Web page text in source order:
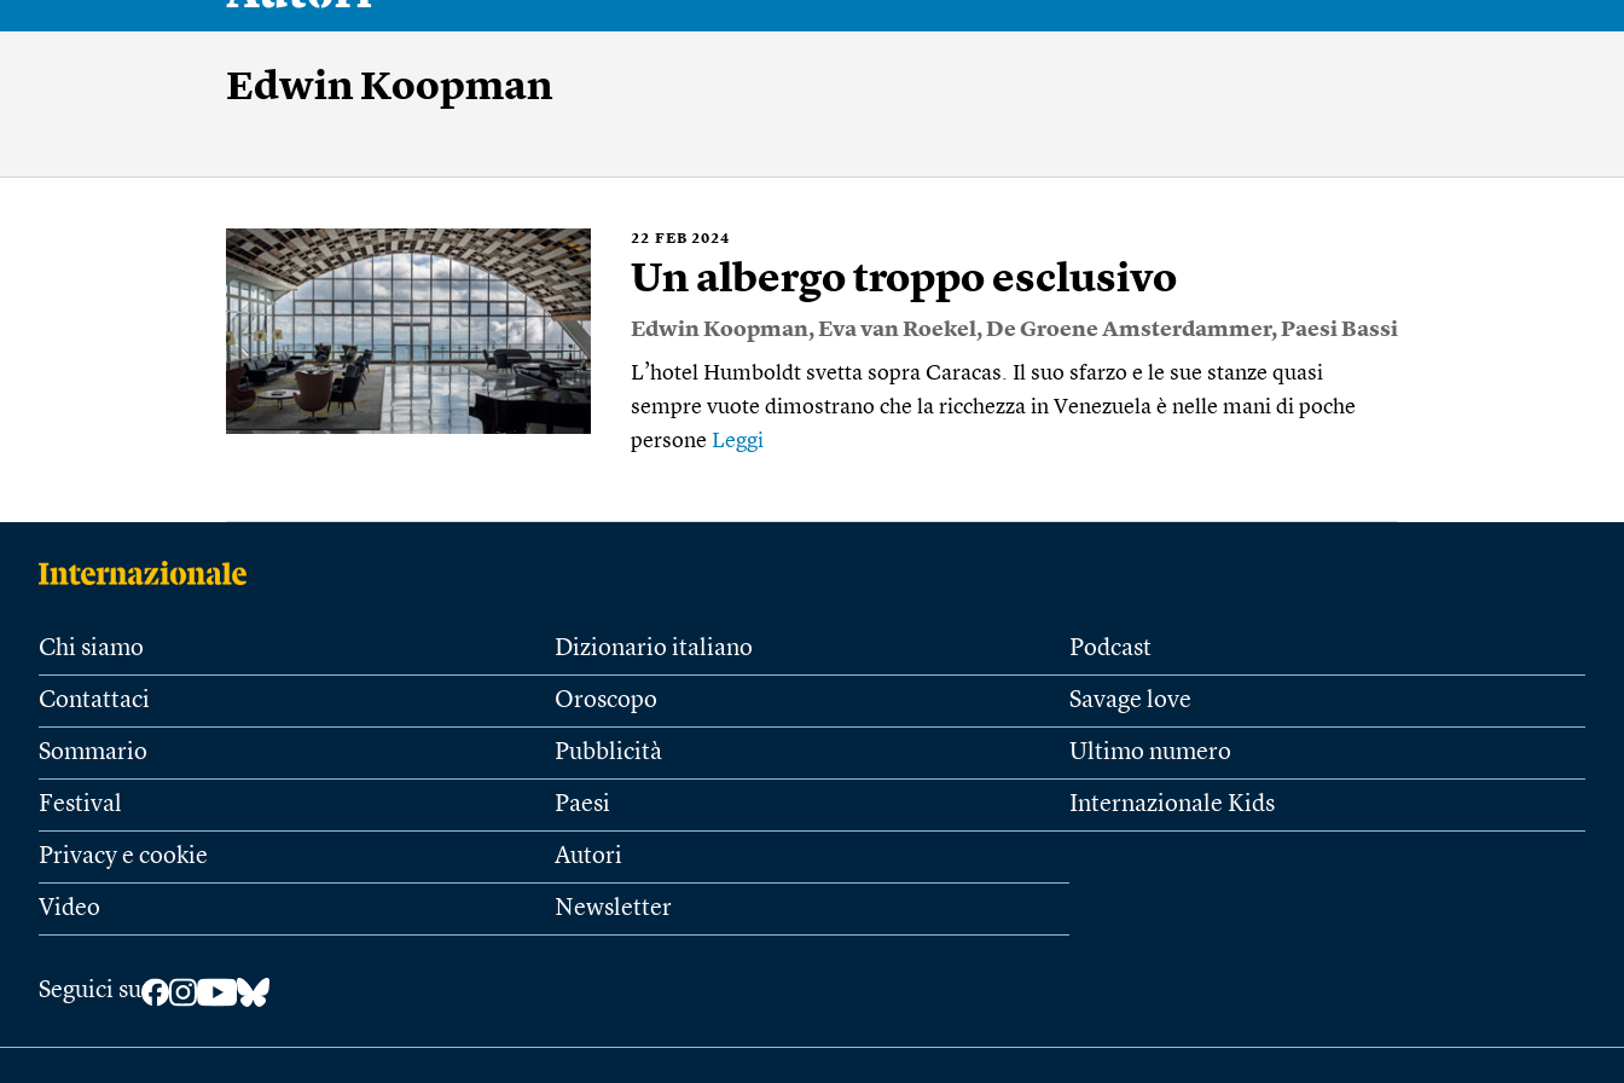
Edwin Koopman
22 FEB 2024
Un albergo troppo esclusivo
Edwin Koopman,Eva van Roekel,De Groene Amsterdammer,Paesi Bassi
L’hotel Humboldt svetta sopra Caracas. Il suo sfarzo e le sue stanze quasi
sempre vuote dimostrano che la ricchezza in Venezuela è nelle mani di poche
persone Leggi
Chi siamo
Contattaci
Sommario
Festival
Privacy e cookie
Video
Dizionario italiano
Oroscopo
Pubblicità
Paesi
Autori
Newsletter
Podcast
Savage love
Ultimo numero
Internazionale Kids
Seguici su